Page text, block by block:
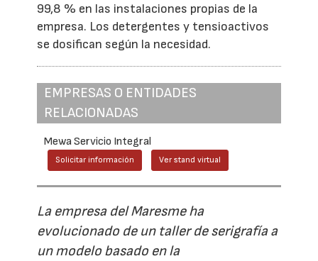
99,8 % en las instalaciones propias de la
empresa. Los detergentes y tensioactivos
se dosifican según la necesidad.
EMPRESAS O ENTIDADES
RELACIONADAS
Mewa Servicio Integral
Solicitar información Ver stand virtual
La empresa del Maresme ha
evolucionado de un taller de serigrafía a
un modelo basado en la